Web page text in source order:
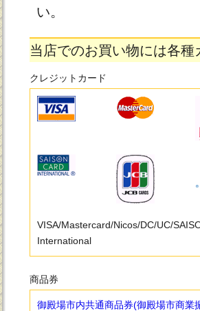
い。
当店でのお買い物には各
クレジットカード
VISA/Mastercard/Nicos/DC/UC/
International
商品券
御殿場市内共通商品券(御殿場市商業